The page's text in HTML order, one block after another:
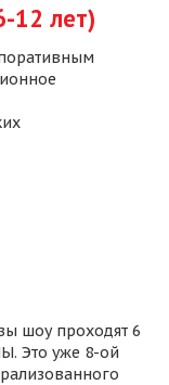
12 лет)
шоу проходят 6
Это уже 8-ой